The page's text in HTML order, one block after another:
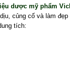
dược mỹ phẩm
củng cố và làm
tích: